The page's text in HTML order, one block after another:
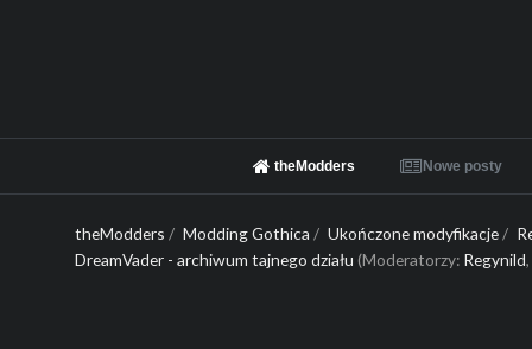
theModders Nowe posty
theModders / Modding Gothica / Ukończone modyfikacje/
DreamVader - archiwum tajnego działu (Moderatorzy: Regynild